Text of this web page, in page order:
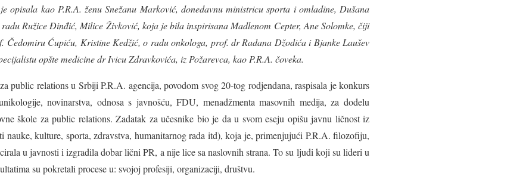
opisala kao P.R.A. ženu Snežanu Marković, donedavnu ministricu sporta i omladine, Dušana
Ružice Đinđić, Milice Živković, koja je bila inspirisana Madlenom Cepter, Ane Solomke, čiji
Čedomiru Ćupiću, Kristine Kedžić, o radu onkologa, prof. dr Radana Džodića i Bjanke Laušev
opšte medicine drIvicu Zdravkovića, iz Požarevca, kao P.R.A. čoveka.
public relations u Srbiji P.R.A. agencija, povodom svog 20-tog rodjendana, raspisala je konkurs
novinarstva, odnosa s javnošću, FDU, menadžmenta masovnih medija, za dodelu
škole za public relations. Zadatak za učesnike bio je da u svom eseju opišu javnu ličnost iz
nauke, kulture, sporta, zdravstva, humanitarnog rada itd), koja je, primenjujući P.R.A. filozofiju,
u javnosti i izgradila dobar lični PR, a nije lice sa naslovnih strana. To su ljudi koji su lideri u
su pokretali procese u: svojoj profesiji, organizaciji, društvu.